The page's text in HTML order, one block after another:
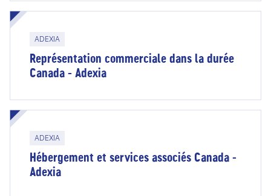
ADEXIA
Représentation commerciale dans la durée
Canada - Adexia
ADEXIA
Hébergement et services associés Canada -
Adexia